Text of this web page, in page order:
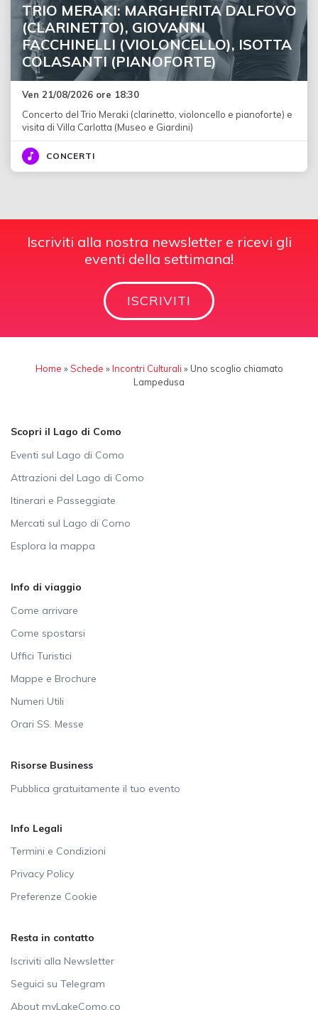
TRIO MERAKI: MARGHERITA DALFOVO
(CLARINETTO), GIOVANNI
FACCHINELLI (VIOLONCELLO), ISOTTA
COLASANTI (PIANOFORTE)
Ven 21/08/2026 ore 18:30
Concerto del Trio Meraki (clarinetto, violoncello e pianoforte) e
visita di Villa Carlotta (Museo e Giardini)
CONCERTI
Iscriviti alla nostra newsletter e ricevi gli
eventi della settimana!
ISCRIVITI
Home »Schede »Incontri Culturali » Uno scoglio chiamato
Lampedusa
Scopri il Lago di Como
Eventi sul Lago di Como
Attrazioni del Lago di Como
Itinerari e Passeggiate
Mercati sul Lago di Como
Esplora la mappa
Info di viaggio
Come arrivare
Come spostarsi
Uffici Turistici
Mappe e Brochure
Numeri Utili
Orari SS. Messe
Risorse Business
Pubblica gratuitamente il tuo evento
Info Legali
Termini e Condizioni
Privacy Policy
Preferenze Cookie
Resta in contatto
Iscriviti alla Newsletter
Seguici su Telegram
About myLakeComo.co